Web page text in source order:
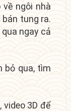
ngôi nhà
tung ra.
ngay cả
bỏ qua, tìm
3D để